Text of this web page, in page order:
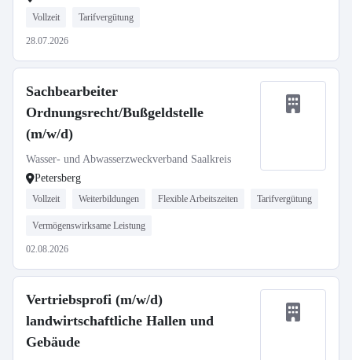
Vollzeit Tarifvergütung
28.07.2026
Sachbearbeiter
Ordnungsrecht/Bußgeldstelle
(m/w/d)
Wasser- und Abwasserzweckverband Saalkreis
Petersberg
Vollzeit Weiterbildungen Flexible Arbeitszeiten Tarifvergütung
Vermögenswirksame Leistung
02.08.2026
Vertriebsprofi (m/w/d)
landwirtschaftliche Hallen und
Gebäude